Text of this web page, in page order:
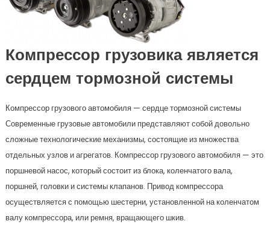
Компрессор грузовика является
сердцем тормозной системы
Компрессор грузового автомобиля — сердце тормозной системы
Современные грузовые автомобили представляют собой довольно
сложные технологические механизмы, состоящие из множества
отдельных узлов и агрегатов. Компрессор грузового автомобиля — это
поршневой насос, который состоит из блока, коленчатого вала,
поршней, головки и системы клапанов. Привод компрессора
осуществляется с помощью шестерни, установленной на коленчатом
валу компрессора, или ремня, вращающего шкив.